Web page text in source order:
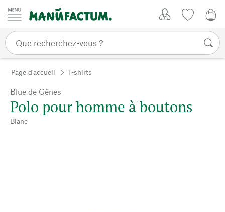
Passer au contenu
Page d'accueil T-shirts
Blue de Gênes
Polo pour homme à boutons
Blanc